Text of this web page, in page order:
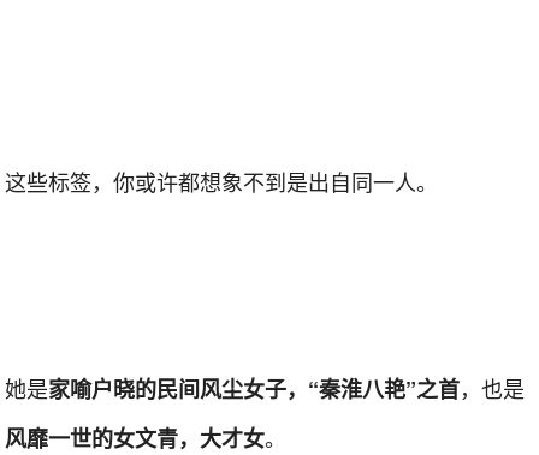
这些标签，你或许都想象不到是出自同一人。
她是家喻户晓的民间风尘女子，“秦淮八艳”之首，也是
风靡一世的女文青，大才女。